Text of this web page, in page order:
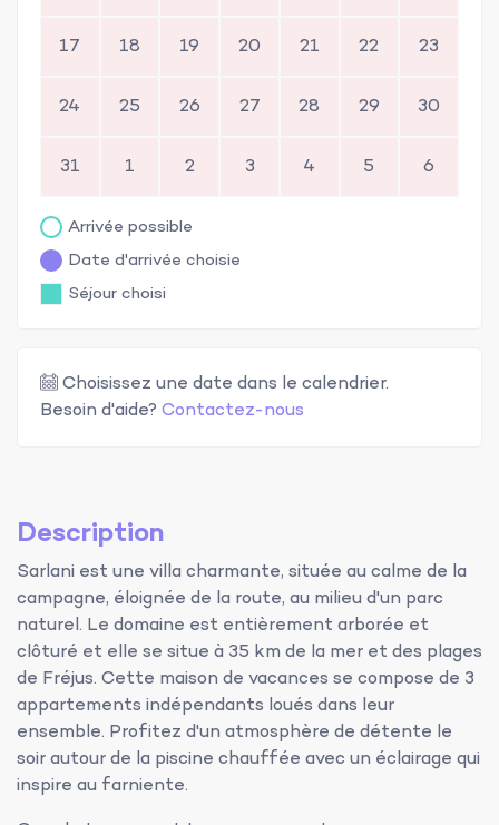
17 18 19 20 21 22 23
24 25 26 27 28 29 30
31 1 2 3 4 5 6
Arrivée possible
Date d'arrivée choisie
Séjour choisi
Choisissez une date dans le calendrier.
Besoin d'aide? Contactez-nous
Description
Sarlani est une villa charmante, située au calme de la
campagne, éloignée de la route, au milieu d'un parc
naturel. Le domaine est entièrement arborée et
clôturé et elle se situe à 35 km de la mer et des plages
de Fréjus. Cette maison de vacances se compose de 3
appartements indépendants loués dans leur
ensemble. Profitez d'un atmosphère de détente le
soir autour de la piscine chauffée avec un éclairage qui
inspire au farniente.